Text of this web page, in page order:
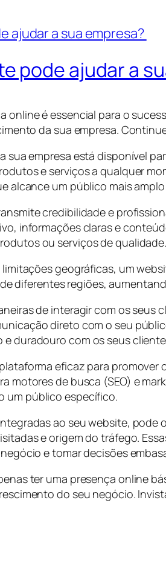
pode ajudar a
online é essencial para o
da sua empresa.
sua empresa está disponível
e serviços a qualquer
alcance um público mais
credibilidade e
informações claras e
ou serviços de qualidade.
geográficas, um
diferentes regiões,
de interagir com os
direto com o seu
duradouro com os seus
eficaz para
motores de busca (SEO) e
um público específico.
ao seu website,
e origem do tráfego.
e tomar decisões
ter uma presença online
do seu negócio.